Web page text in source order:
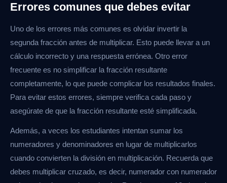
Errores comunes que debes evitar
Uno de los errores más comunes es olvidar invertir la
segunda fracción antes de multiplicar. Esto puede llevar a un
cálculo incorrecto y una respuesta errónea. Otro error
frecuente es no simplificar la fracción resultante
completamente, lo que puede complicar los resultados finales.
Para evitar estos errores, siempre verifica cada paso y
asegúrate de que la fracción resultante esté simplificada.
Además, a veces los estudiantes intentan sumar los
numeradores y denominadores en lugar de multiplicarlos
cuando convierten la división en multiplicación. Recuerda que
debes multiplicar cruzado, es decir, numerador con numerador